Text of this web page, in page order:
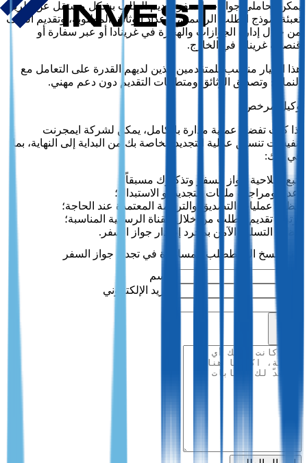
يمكن لحاملي جوازات السفر تقديم الطلب بشكل مستقل عن طريق
تعبئة نموذج الطلب الرسمي، وإعداد الوثائق المطلوبة، وتقديم الملف
من خلال إدارة الجوازات والهجرة في غرينادا أو عبر سفارة أو
قنصلية غرينادا في الخارج.
هذا الخيار مناسب للمتقدمين الذين لديهم القدرة على التعامل مع
النماذج وتصديق الوثائق ومتطلبات التقديم دون دعم مهني.
وكيل مرخص
إذا كنت تفضل عملية مدارة بالكامل، يمكن لشركة ايمجرنت
انفيست تنسيق عملية التجديد الخاصة بك من البداية إلى النهاية، بما
في ذلك:
تتبع صلاحية جواز السفر وتذكيرك مسبقاً؛
إعداد ومراجعة ملفات التجديد أو الاستبدال؛
تنظيم عمليات التصديق والترجمة المعتمدة عند الحاجة؛
ترتيب تقديم الطلب من خلال القناة الرسمية المناسبة؛
تنظيم التسليم الآمن بمجرد إصدار جواز السفر.
طلب المساعدة في تجديد جواز السفر
الاسم
البريد الإلكتروني